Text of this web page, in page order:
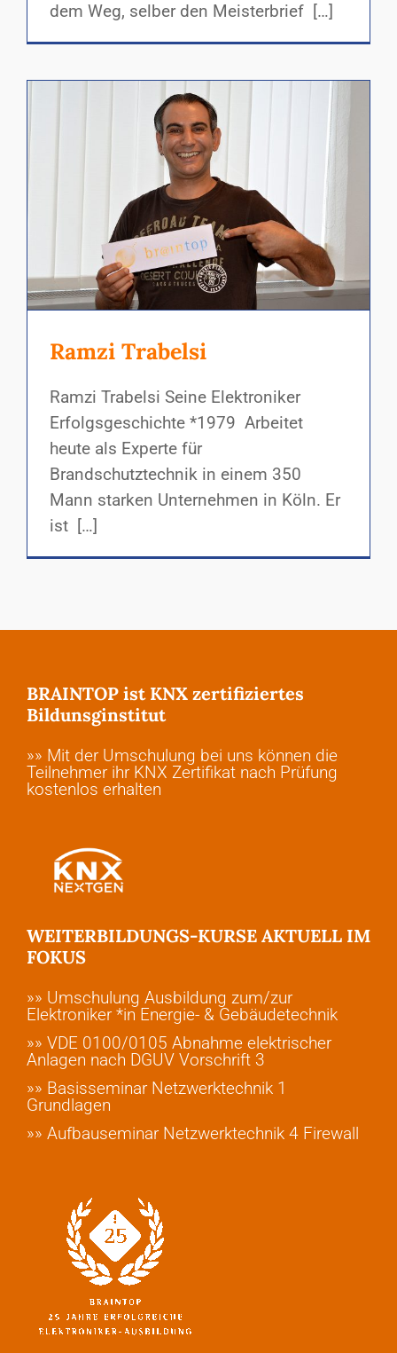
dem Weg, selber den Meisterbrief […]
Ramzi Trabelsi
Ramzi Trabelsi Seine Elektroniker
Erfolgsgeschichte *1979 Arbeitet
heute als Experte für
Brandschutztechnik in einem 350
Mann starken Unternehmen in Köln. Er
ist […]
BRAINTOP ist KNX zertifiziertes
Bildunsginstitut
»» Mit der Umschulung bei uns können die
Teilnehmer ihr KNX Zertifikat nach Prüfung
kostenlos erhalten
WEITERBILDUNGS-KURSE AKTUELL IM
FOKUS
»» Umschulung Ausbildung zum/zur
Elektroniker *in Energie- & Gebäudetechnik
»» VDE 0100/0105 Abnahme elektrischer
Anlagen nach DGUV Vorschrift 3
»» Basisseminar Netzwerktechnik 1
Grundlagen
»» Aufbauseminar Netzwerktechnik 4 Firewall